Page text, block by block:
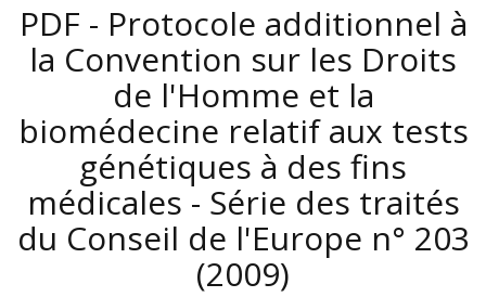
PDF - Protocole additionnel à
la Convention sur les Droits
de l'Homme et la
biomédecine relatif aux tests
génétiques à des fins
médicales - Série des traités
du Conseil de l'Europe n° 203
(2009)